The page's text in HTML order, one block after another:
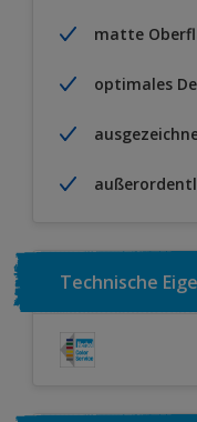
matte
optimales
Technische